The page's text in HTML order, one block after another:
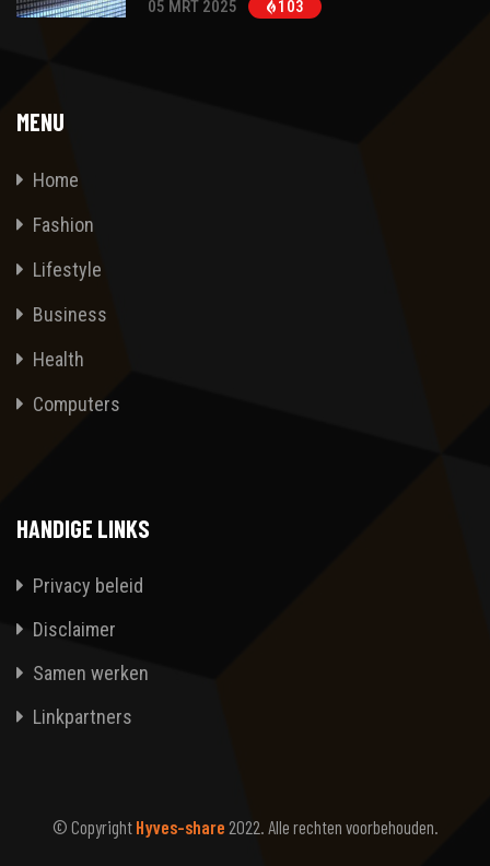
05 MRT 2025 103
MENU
Home
Fashion
Lifestyle
Business
Health
Computers
HANDIGE LINKS
Privacy beleid
Disclaimer
Samen werken
Linkpartners
© Copyright Hyves-share 2022. Alle rechten voorbehouden.